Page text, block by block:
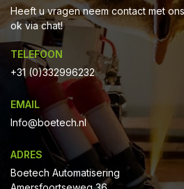
Heeft u vragen neem contact met
ok via chat!
TELEFOON
+31 (0)332996232
EMAIL
Info@boetech.nl
ADRES
Boetech Automatisering